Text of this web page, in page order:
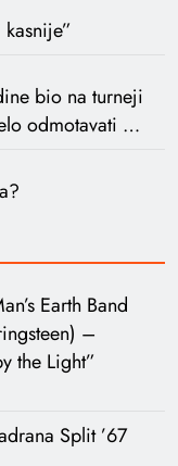
bio na turneji
odmotavati …
Earth Band
–
the Light”
Split ’67